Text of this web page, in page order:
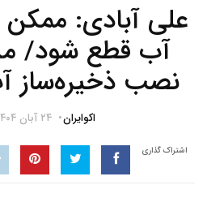
علی آبادی:
آب قطع شود/
نصب ذخیره‌ساز
اکوایران ۲۴ آبان ۱۴۰۴
اشتراک گذاری